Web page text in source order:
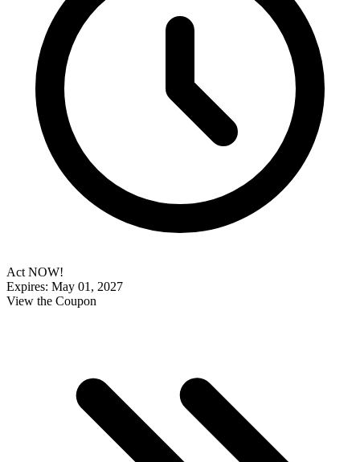
Act NOW!
Expires: May 01, 2027
View the Coupon